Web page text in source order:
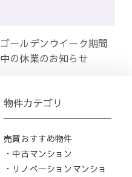
ゴールデンウイーク期間
中の休業のお知らせ
物件カテゴリ
売買おすすめ物件
・中古マンション
・リノベーションマンショ